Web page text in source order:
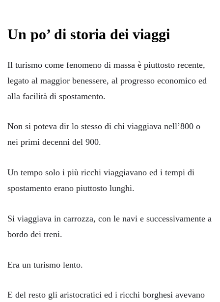
Un po’ di storia dei viaggi
Il turismo come fenomeno di massa è piuttosto recente,
legato al maggior benessere, al progresso economico ed
alla facilità di spostamento.
Non si poteva dir lo stesso di chi viaggiava nell’800 o
nei primi decenni del 900.
Un tempo solo i più ricchi viaggiavano ed i tempi di
spostamento erano piuttosto lunghi.
Si viaggiava in carrozza, con le navi e successivamente a
bordo dei treni.
Era un turismo lento.
E del resto gli aristocratici ed i ricchi borghesi avevano